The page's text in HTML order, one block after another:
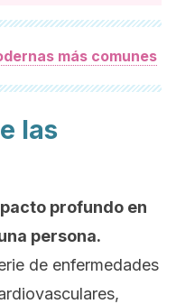
más comunes
las
profundo en
persona.
de enfermedades